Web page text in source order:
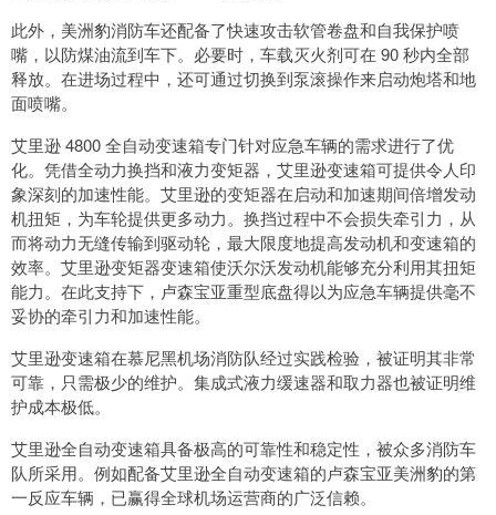
此外，美洲豹消防车还配备了快速攻击软管卷盘和自我保护喷
嘴，以防煤油流到车下。必要时，车载灭火剂可在 90 秒内全部
释放。在进场过程中，还可通过切换到泵滚操作来启动炮塔和地
面喷嘴。
艾里逊 4800 全自动变速箱专门针对应急车辆的需求进行了优
化。凭借全动力换挡和液力变矩器，艾里逊变速箱可提供令人印
象深刻的加速性能。艾里逊的变矩器在启动和加速期间倍增发动
机扭矩，为车轮提供更多动力。换挡过程中不会损失牵引力，从
而将动力无缝传输到驱动轮，最大限度地提高发动机和变速箱的
效率。艾里逊变矩器变速箱使沃尔沃发动机能够充分利用其扭矩
能力。在此支持下，卢森宝亚重型底盘得以为应急车辆提供毫不
妥协的牵引力和加速性能。
艾里逊变速箱在慕尼黑机场消防队经过实践检验，被证明其非常
可靠，只需极少的维护。集成式液力缓速器和取力器也被证明维
护成本极低。
艾里逊全自动变速箱具备极高的可靠性和稳定性，被众多消防车
队所采用。例如配备艾里逊全自动变速箱的卢森宝亚美洲豹的第
一反应车辆，已赢得全球机场运营商的广泛信赖。